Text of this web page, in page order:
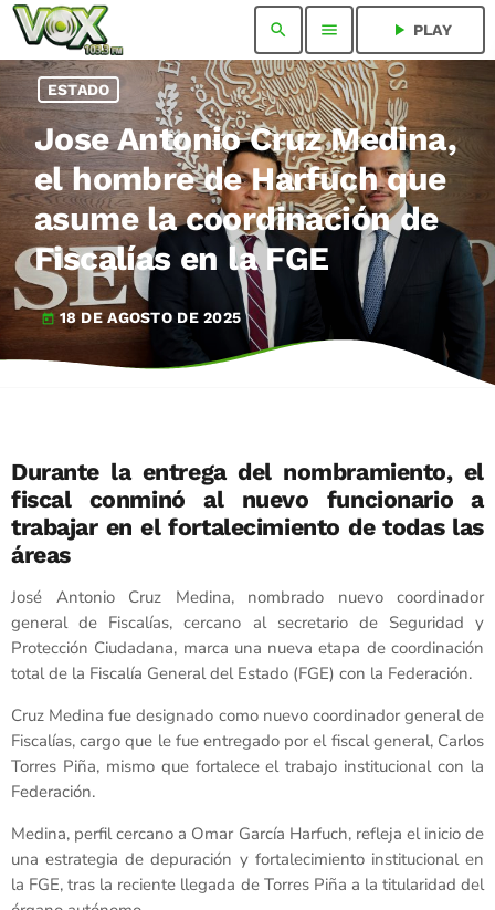
search menu play_arrow PLAY
ESTADO
Jose Antonio Cruz Medina,
el hombre de Harfuch que
asume la coordinación de
Fiscalías en la FGE
today 18 DE AGOSTO DE 2025
Durante la entrega del nombramiento, el
fiscal conminó al nuevo funcionario a
trabajar en el fortalecimiento de todas las
áreas
José Antonio Cruz Medina, nombrado nuevo coordinador
general de Fiscalías, cercano al secretario de Seguridad y
Protección Ciudadana, marca una nueva etapa de coordinación
total de la Fiscalía General del Estado (FGE) con la Federación.
Cruz Medina fue designado como nuevo coordinador general de
Fiscalías, cargo que le fue entregado por el fiscal general, Carlos
Torres Piña, mismo que fortalece el trabajo institucional con la
Federación.
Medina, perfil cercano a Omar García Harfuch, refleja el inicio de
una estrategia de depuración y fortalecimiento institucional en
la FGE, tras la reciente llegada de Torres Piña a la titularidad del